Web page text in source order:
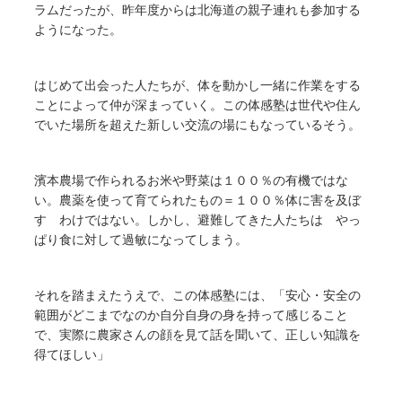
ラムだったが、昨年度からは北海道の親子連れも参加する
ようになった。
はじめて出会った人たちが、体を動かし一緒に作業をする
ことによって仲が深まっていく。この体感塾は世代や住ん
でいた場所を超えた新しい交流の場にもなっているそう。
濱本農場で作られるお米や野菜は１００％の有機ではな
い。農薬を使って育てられたもの＝１００％体に害を及ぼ
す わけではない。しかし、避難してきた人たちは やっ
ぱり食に対して過敏になってしまう。
それを踏まえたうえで、この体感塾には、「安心・安全の
範囲がどこまでなのか自分自身の身を持って感じること
で、実際に農家さんの顔を見て話を聞いて、正しい知識を
得てほしい」